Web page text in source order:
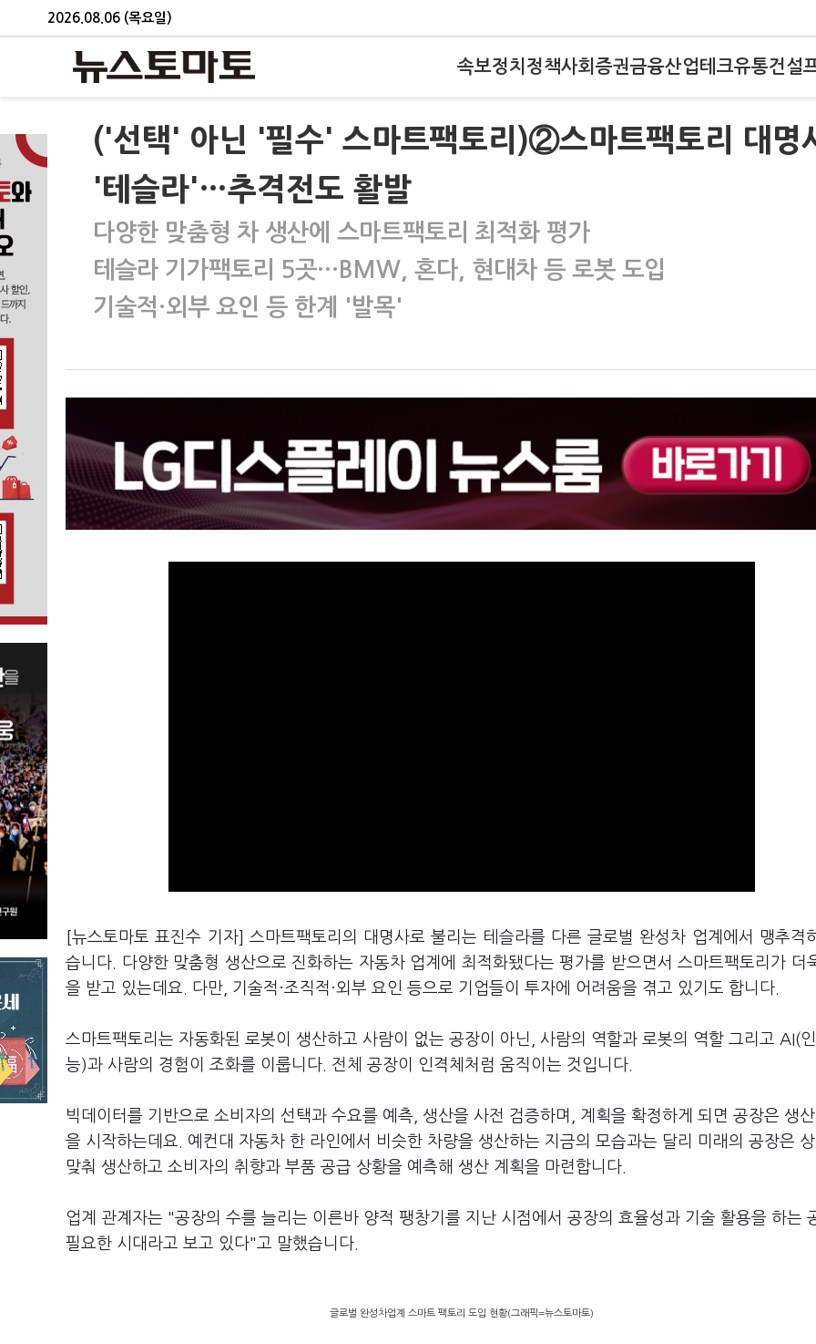
2026.08.06 (목요일)
속보정치 정책사회 증권금융산업테크유통건설
('선택' 아닌 '필수' 스마트팩토리)②스마트팩토리 대명
'테슬라'…추격전도 활발
다양한 맞춤형 차 생산에 스마트팩토리 최적화 평가
테슬라 기가팩토리 5곳…BMW, 혼다, 현대차 등 로봇 도입
기술적·외부 요인 등 한계 '발목'
[뉴스토마토 표진수 기자] 스마트팩토리의 대명사로 불리는 테슬라를 다른 글로벌 완성차 업계에서 맹추격
습니다. 다양한 맞춤형 생산으로 진화하는 자동차 업계에 최적화됐다는 평가를 받으면서 스마트팩토리가 더
을 받고 있는데요. 다만, 기술적·조직적·외부 요인 등으로 기업들이 투자에 어려움을 겪고 있기도 합니다.
스마트팩토리는 자동화된 로봇이 생산하고 사람이 없는 공장이 아닌, 사람의 역할과 로봇의 역할 그리고 AI(
능)과 사람의 경험이 조화를 이룹니다. 전체 공장이 인격체처럼 움직이는 것입니다.
빅데이터를 기반으로 소비자의 선택과 수요를 예측, 생산을 사전 검증하며, 계획을 확정하게 되면 공장은 생
을 시작하는데요. 예컨대 자동차 한 라인에서 비슷한 차량을 생산하는 지금의 모습과는 달리 미래의 공장은
맞춰 생산하고 소비자의 취향과 부품 공급 상황을 예측해 생산 계획을 마련합니다.
업계 관계자는 "공장의 수를 늘리는 이른바 양적 팽창기를 지난 시점에서 공장의 효율성과 기술 활용을 하는
필요한 시대라고 보고 있다"고 말했습니다.
글로벌 완성차업계 스마트 팩토리 도입 현황(그래픽=뉴스토마토)